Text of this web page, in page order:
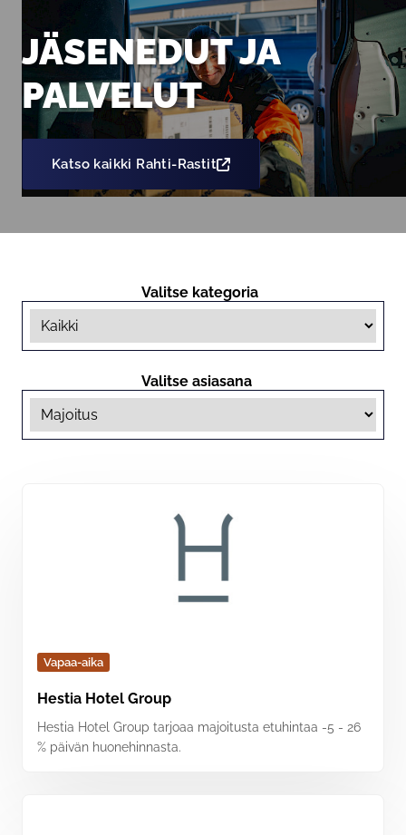
JÄSENEDUT JA
PALVELUT
Katso kaikki Rahti-Rastit
Valitse kategoria
Valitse asiasana
Vapaa-aika
Hestia Hotel Group
Hestia Hotel Group tarjoaa majoitusta etuhintaa -5 - 26
% päivän huonehinnasta.